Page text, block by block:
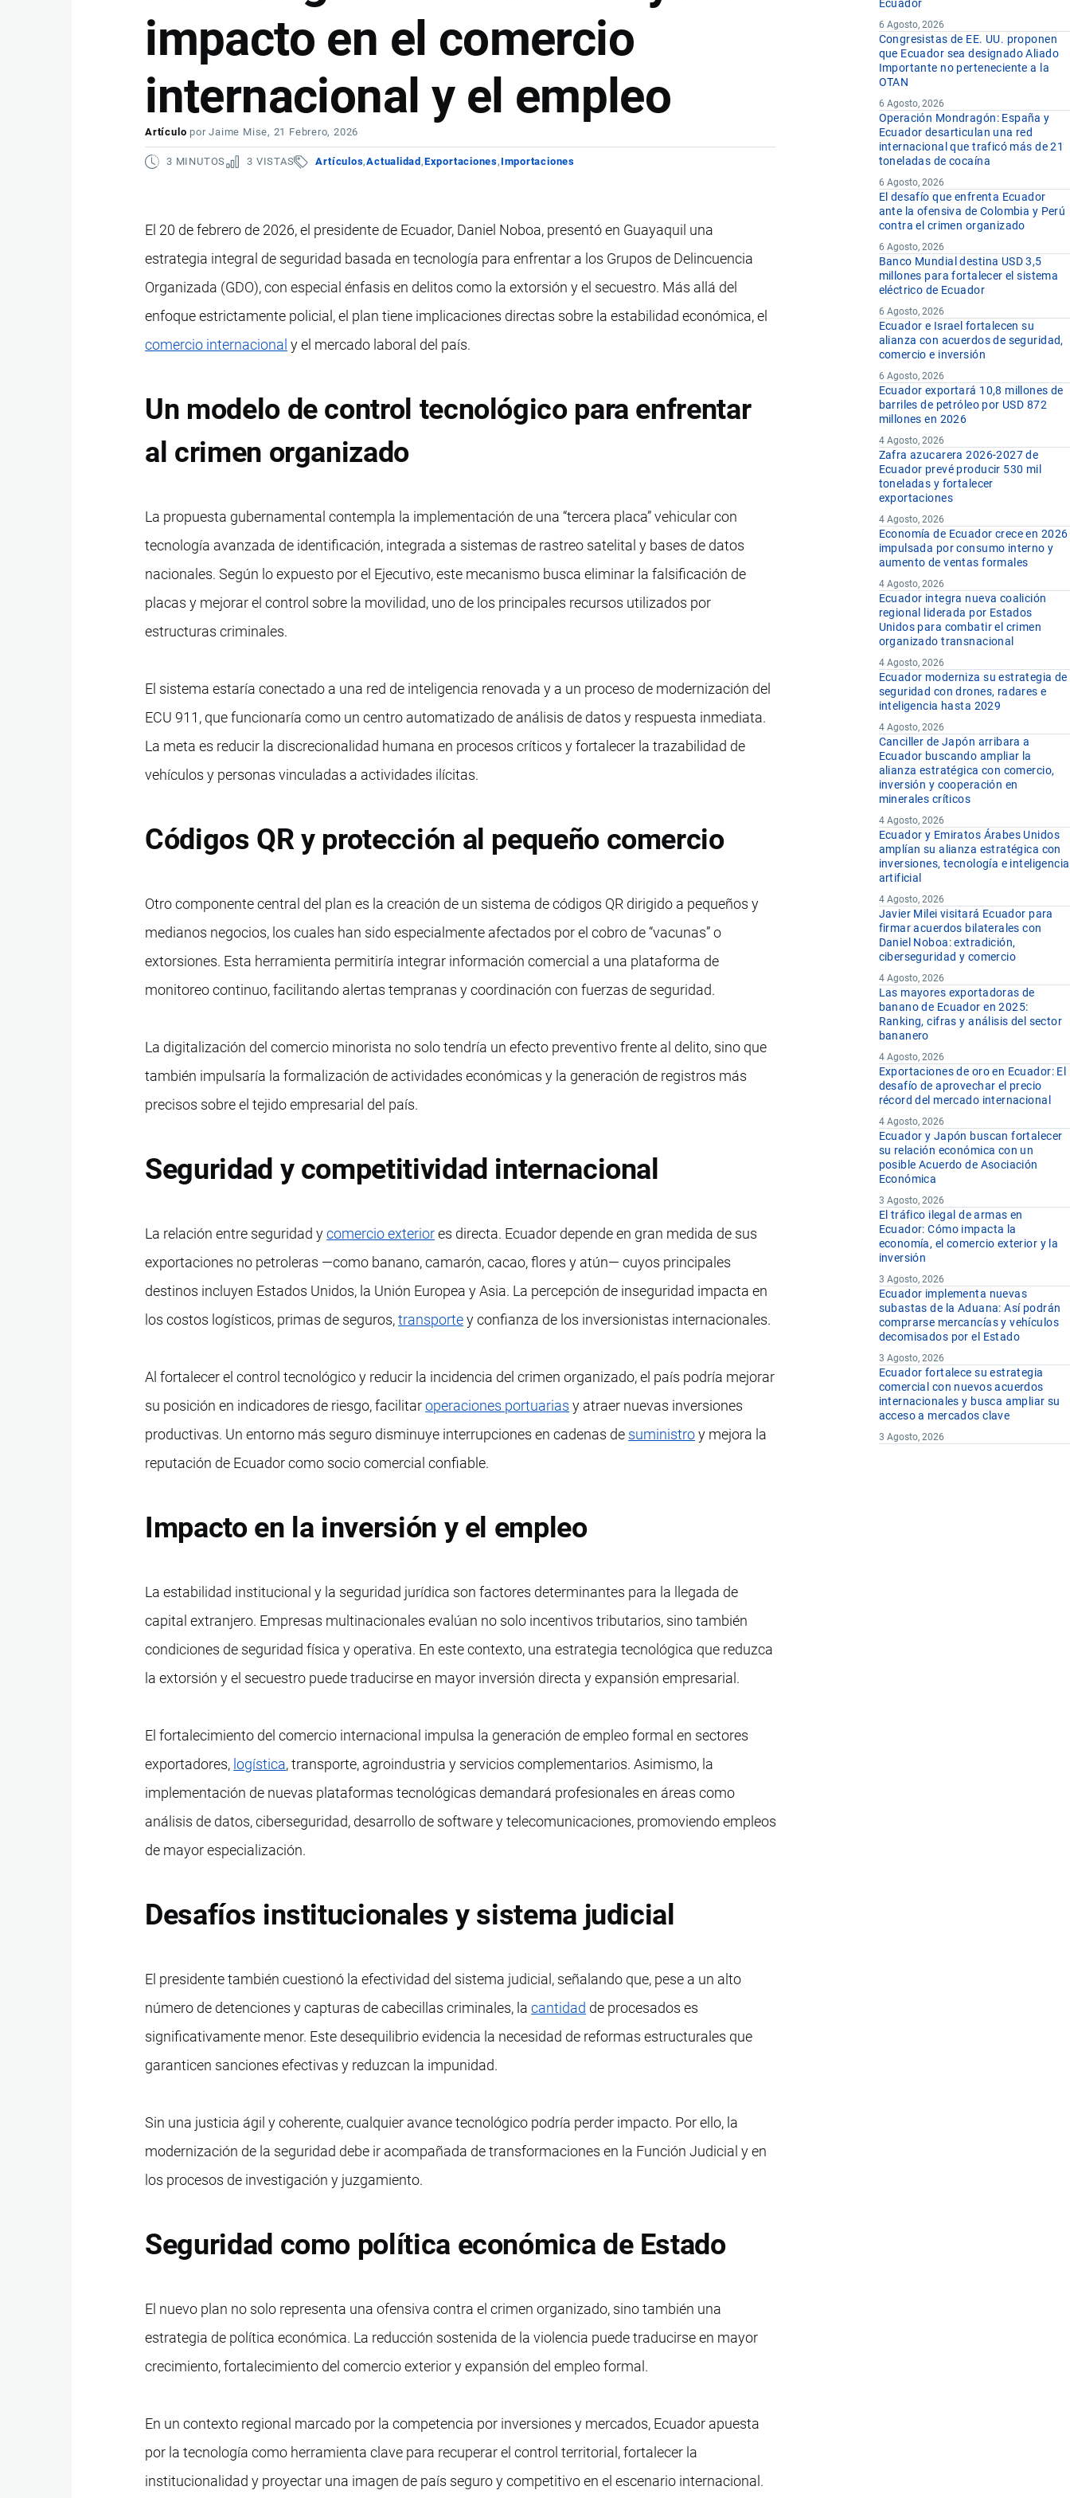
impacto en el comercio
internacional y el empleo
Artículo porJaime Mise, 21 Febrero, 2026
3 MINUTOS 3 VISTAS Artículos Actualidad Exportaciones Importaciones
El 20 de febrero de 2026, el presidente de Ecuador, Daniel Noboa, presentó en Guayaquil una
estrategia integral de seguridad basada en tecnología para enfrentar a los Grupos de Delincuencia
Organizada (GDO), con especial énfasis en delitos como la extorsión y el secuestro. Más allá del
enfoque estrictamente policial, el plan tiene implicaciones directas sobre la estabilidad económica, el
comercio internacional y el mercado laboral del país.
Un modelo de control tecnológico para enfrentar
al crimen organizado
La propuesta gubernamental contempla la implementación de una “tercera placa” vehicular con
tecnología avanzada de identificación, integrada a sistemas de rastreo satelital y bases de datos
nacionales. Según lo expuesto por el Ejecutivo, este mecanismo busca eliminar la falsificación de
placas y mejorar el control sobre la movilidad, uno de los principales recursos utilizados por
estructuras criminales.
El sistema estaría conectado a una red de inteligencia renovada y a un proceso de modernización del
ECU 911, que funcionaría como un centro automatizado de análisis de datos y respuesta inmediata.
La meta es reducir la discrecionalidad humana en procesos críticos y fortalecer la trazabilidad de
vehículos y personas vinculadas a actividades ilícitas.
Códigos QR y protección al pequeño comercio
Otro componente central del plan es la creación de un sistema de códigos QR dirigido a pequeños y
medianos negocios, los cuales han sido especialmente afectados por el cobro de “vacunas” o
extorsiones. Esta herramienta permitiría integrar información comercial a una plataforma de
monitoreo continuo, facilitando alertas tempranas y coordinación con fuerzas de seguridad.
La digitalización del comercio minorista no solo tendría un efecto preventivo frente al delito, sino que
también impulsaría la formalización de actividades económicas y la generación de registros más
precisos sobre el tejido empresarial del país.
Seguridad y competitividad internacional
La relación entre seguridad ycomercio exteriores directa. Ecuador depende en gran medida de sus
exportaciones no petroleras —como banano, camarón, cacao, flores y atún— cuyos principales
destinos incluyen Estados Unidos, la Unión Europea y Asia. La percepción de inseguridad impacta en
los costos logísticos, primas de seguros,transportey confianza de los inversionistas internacionales.
Al fortalecer el control tecnológico y reducir la incidencia del crimen organizado, el país podría mejorar
su posición en indicadores de riesgo, facilitaroperaciones portuarias y atraer nuevas inversiones
productivas. Un entorno más seguro disminuye interrupciones en cadenas de suministroy mejora la
reputación de Ecuador como socio comercial confiable.
Impacto en la inversión y el empleo
La estabilidad institucional y la seguridad jurídica son factores determinantes para la llegada de
capital extranjero. Empresas multinacionales evalúan no solo incentivos tributarios, sino también
condiciones de seguridad física y operativa. En este contexto, una estrategia tecnológica que reduzca
la extorsión y el secuestro puede traducirse en mayor inversión directa y expansión empresarial.
El fortalecimiento del comercio internacional impulsa la generación de empleo formal en sectores
exportadores, logística, transporte, agroindustria y servicios complementarios. Asimismo, la
implementación de nuevas plataformas tecnológicas demandará profesionales en áreas como
análisis de datos, ciberseguridad, desarrollo de software y telecomunicaciones, promoviendo empleos
de mayor especialización.
Desafíos institucionales y sistema judicial
El presidente también cuestionó la efectividad del sistema judicial, señalando que, pese a un alto
número de detenciones y capturas de cabecillas criminales, lacantidad de procesados es
significativamente menor. Este desequilibrio evidencia la necesidad de reformas estructurales que
garanticen sanciones efectivas y reduzcan la impunidad.
Sin una justicia ágil y coherente, cualquier avance tecnológico podría perder impacto. Por ello, la
modernización de la seguridad debe ir acompañada de transformaciones en la Función Judicial y en
los procesos de investigación y juzgamiento.
Seguridad como política económica de Estado
El nuevo plan no solo representa una ofensiva contra el crimen organizado, sino también una
estrategia de política económica. La reducción sostenida de la violencia puede traducirse en mayor
crecimiento, fortalecimiento del comercio exterior y expansión del empleo formal.
En un contexto regional marcado por la competencia por inversiones y mercados, Ecuador apuesta
por la tecnología como herramienta clave para recuperar el control territorial, fortalecer la
institucionalidad y proyectar una imagen de país seguro y competitivo en el escenario internacional.
Ecuador
6 Agosto, 2026
Congresistas de EE. UU. proponen
que Ecuador sea designado Aliado
Importante no perteneciente a la
OTAN
6 Agosto, 2026
Operación Mondragón: España y
Ecuador desarticulan una red
internacional que traficó más de 21
toneladas de cocaína
6 Agosto, 2026
El desafío que enfrenta Ecuador
ante la ofensiva de Colombia y Perú
contra el crimen organizado
6 Agosto, 2026
Banco Mundial destina USD 3,5
millones para fortalecer el sistema
eléctrico de Ecuador
6 Agosto, 2026
Ecuador e Israel fortalecen su
alianza con acuerdos de seguridad,
comercio e inversión
6 Agosto, 2026
Ecuador exportará 10,8 millones de
barriles de petróleo por USD 872
millones en 2026
4 Agosto, 2026
Zafra azucarera 2026-2027 de
Ecuador prevé producir 530 mil
toneladas y fortalecer
exportaciones
4 Agosto, 2026
Economía de Ecuador crece en 2026
impulsada por consumo interno y
aumento de ventas formales
4 Agosto, 2026
Ecuador integra nueva coalición
regional liderada por Estados
Unidos para combatir el crimen
organizado transnacional
4 Agosto, 2026
Ecuador moderniza su estrategia de
seguridad con drones, radares e
inteligencia hasta 2029
4 Agosto, 2026
Canciller de Japón arribara a
Ecuador buscando ampliar la
alianza estratégica con comercio,
inversión y cooperación en
minerales críticos
4 Agosto, 2026
Ecuador y Emiratos Árabes Unidos
amplían su alianza estratégica con
inversiones, tecnología e inteligencia
artificial
4 Agosto, 2026
Javier Milei visitará Ecuador para
firmar acuerdos bilaterales con
Daniel Noboa: extradición,
ciberseguridad y comercio
4 Agosto, 2026
Las mayores exportadoras de
banano de Ecuador en 2025:
Ranking, cifras y análisis del sector
bananero
4 Agosto, 2026
Exportaciones de oro en Ecuador: El
desafío de aprovechar el precio
récord del mercado internacional
4 Agosto, 2026
Ecuador y Japón buscan fortalecer
su relación económica con un
posible Acuerdo de Asociación
Económica
3 Agosto, 2026
El tráfico ilegal de armas en
Ecuador: Cómo impacta la
economía, el comercio exterior y la
inversión
3 Agosto, 2026
Ecuador implementa nuevas
subastas de la Aduana: Así podrán
comprarse mercancías y vehículos
decomisados por el Estado
3 Agosto, 2026
Ecuador fortalece su estrategia
comercial con nuevos acuerdos
internacionales y busca ampliar su
acceso a mercados clave
3 Agosto, 2026